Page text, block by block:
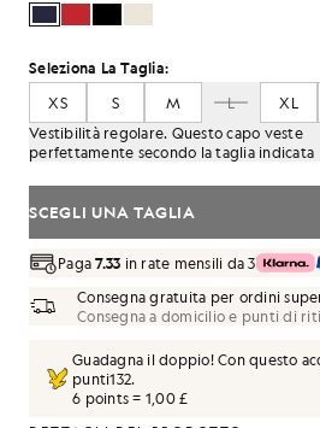
Seleziona La Taglia:
XS
S M L XL
Vestibilità regolare. Questo capo veste
perfettamente secondo la taglia indicata
SCEGLI UNA TAGLIA
Paga7.33 in rate mensili da 3
Consegna gratuita per ordini
Consegna a domicilio e punti di
Guadagna il doppio! Con questo
punti132.
6 points = 1,00 £